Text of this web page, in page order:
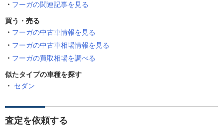
フーガの関連記事を見る
買う・売る
フーガの中古車情報を見る
フーガの中古車相場情報を見る
フーガの買取相場を調べる
似たタイプの車種を探す
セダン
査定を依頼する